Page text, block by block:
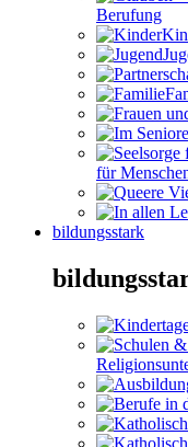
Berufung
für
bildungsstark